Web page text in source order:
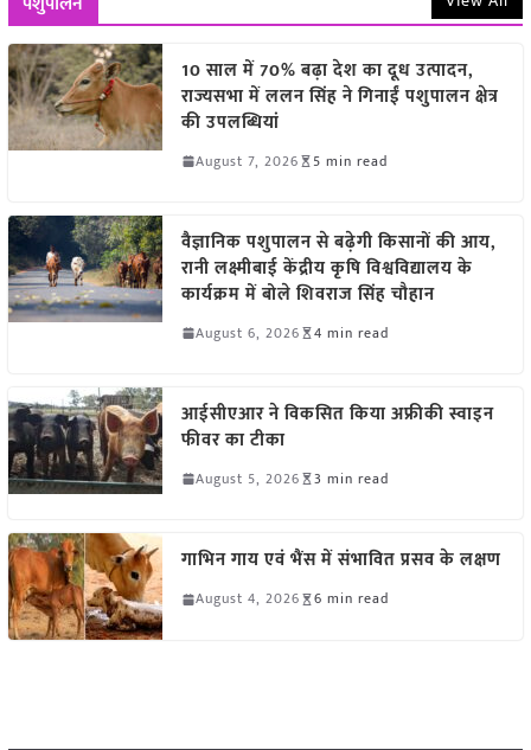
10 साल में 70% बढ़ा देश का दूध उत्पादन,
राज्यसभा में ललन सिंह ने गिनाईं पशुपालन क्षेत्र
की उपलब्धियां
August 7, 2026 5 min read
वैज्ञानिक पशुपालन से बढ़ेगी किसानों की आय,
रानी लक्ष्मीबाई केंद्रीय कृषि विश्वविद्यालय के
कार्यक्रम में बोले शिवराज सिंह चौहान
August 6, 2026 4 min read
आईसीएआर ने विकसित किया अफ्रीकी स्वाइन
फीवर का टीका
August 5, 2026 3 min read
गाभिन गाय एवं भैंस में संभावित प्रसव के लक्षण
August 4, 2026 6 min read